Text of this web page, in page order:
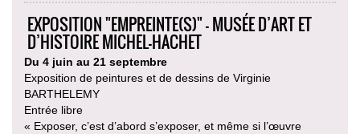
EXPOSITION "EMPREINTE(S)" - MUSÉE D’ART ET
D’HISTOIRE MICHEL-HACHET
Du 4 juin au 21 septembre
Exposition de peintures et de dessins de Virginie
BARTHELEMY
Entrée libre
« Exposer, c’est d’abord s’exposer, et même si l’œuvre